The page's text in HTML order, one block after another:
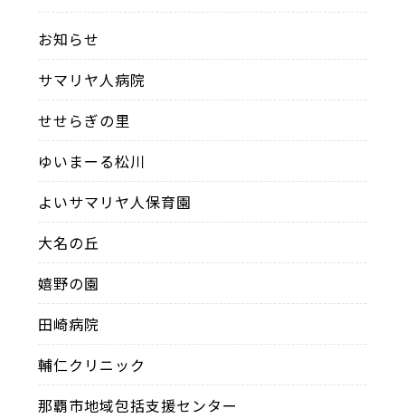
お知らせ
サマリヤ人病院
せせらぎの里
ゆいまーる松川
よいサマリヤ人保育園
大名の丘
嬉野の園
田崎病院
輔仁クリニック
那覇市地域包括支援センター